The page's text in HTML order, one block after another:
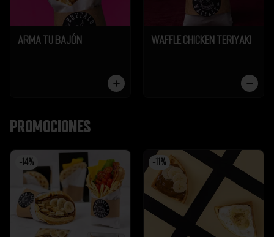
Arma tu Bajón Waffle Chicken Teriyaki
Promociones
- 14 % - %